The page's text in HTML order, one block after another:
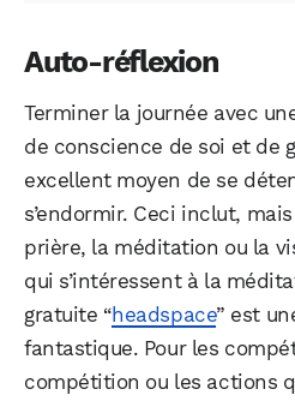
Auto-réflexion
Terminer la journée avec
de conscience de soi et de
excellent moyen de se
s’endormir. Ceci inclut,
prière, la méditation ou la
qui s’intéressent à la
gratuite “headspace” est
fantastique. Pour les
compétition ou les actions